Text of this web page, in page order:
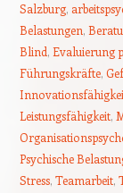
Salzburg,
Belastungen,
Blind, Evaluierung
Führungskräfte,
Leistungsfähigkeit,
Psychische
Stress, Teamarbeit,